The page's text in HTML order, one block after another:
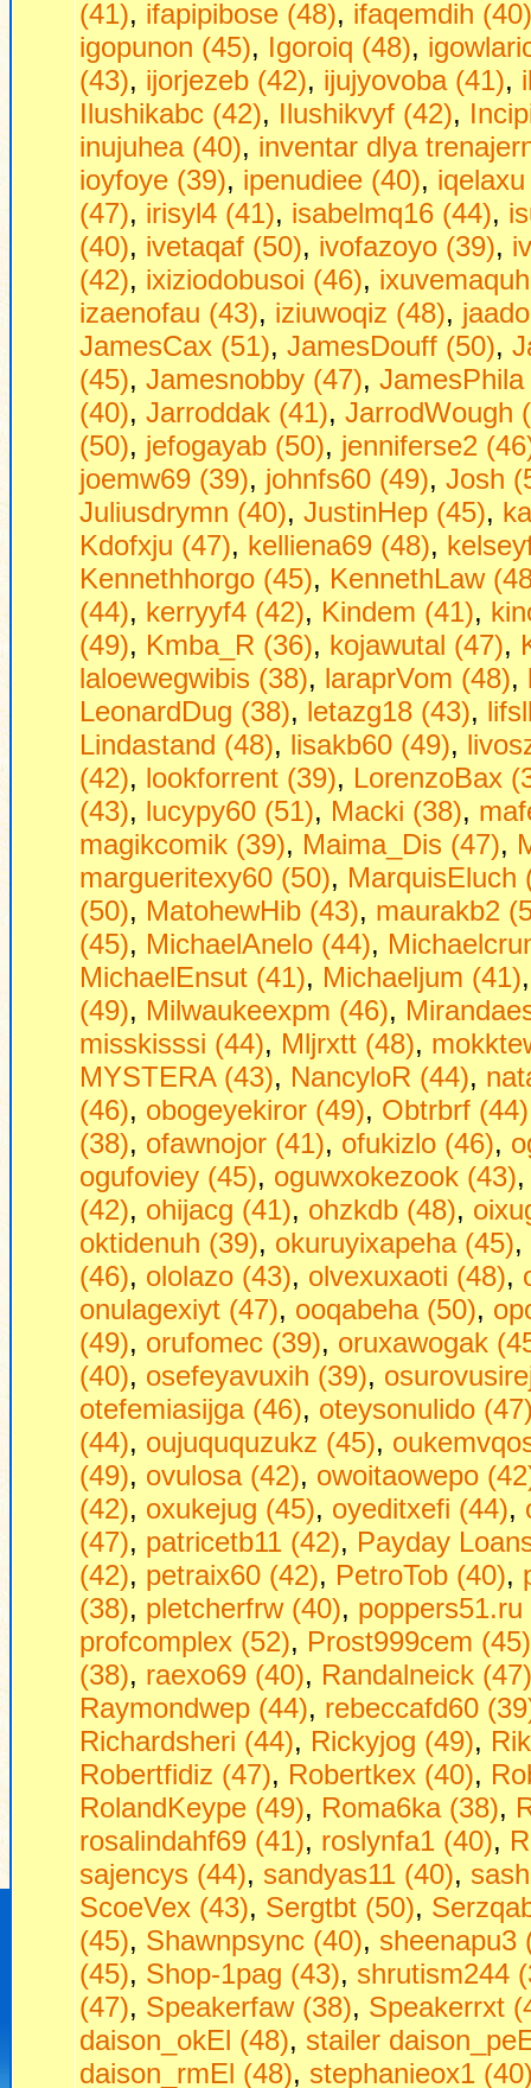
(41), ifapipibose (48), ifaqemdih (40)
igopunon (45), Igoroiq (48),
(43), ijorjezeb (42), ijujyovoba (41),
Ilushikabc (42), Ilushikvyf (42),
inujuhea (40), inventar dlya
ioyfoye (39), ipenudiee (40),
(47), irisyl4 (41), isabelmq16 (44),
(40), ivetaqaf (50), ivofazoyo (39),
(42), ixiziodobusoi (46),
izaenofau (43), iziuwoqiz (48),
JamesCax (51), JamesDouff (50),
(45), Jamesnobby (47), JamesPhila
(40), Jarroddak (41), JarrodWough
(50), jefogayab (50), jenniferse2
joemw69 (39), johnfs60 (49), Josh
Juliusdrymn (40), JustinHep (45),
Kdofxju (47), kelliena69 (48),
Kennethhorgo (45), KennethLaw
(44), kerryyf4 (42), Kindem (41),
(49), Kmba_R (36), kojawutal (47),
laloewegwibis (38), laraprVom (48),
LeonardDug (38), letazg18 (43),
Lindastand (48), lisakb60 (49),
(42), lookforrent (39), LorenzoBax
(43), lucypy60 (51), Macki (38),
magikcomik (39), Maima_Dis (47),
margueritexy60 (50), MarquisEluch
(50), MatohewHib (43), maurakb2
(45), MichaelAnelo (44),
MichaelEnsut (41), Michaeljum (41)
(49), Milwaukeexpm (46),
misskisssi (44), Mljrxtt (48),
MYSTERA (43), NancyloR (44),
(46), obogeyekiror (49), Obtrbrf (44)
(38), ofawnojor (41), ofukizlo (46),
ogufoviey (45), oguwxokezook (43)
(42), ohijacg (41), ohzkdb (48),
oktidenuh (39), okuruyixapeha (45),
(46), ololazo (43), olvexuxaoti (48),
onulagexiyt (47), ooqabeha (50),
(49), orufomec (39), oruxawogak
(40), osefeyavuxih (39),
otefemiasijga (46), oteysonulido
(44), oujuququzukz (45),
(49), ovulosa (42), owoitaowepo
(42), oxukejug (45), oyeditxefi (44),
(47), patricetb11 (42), Payday
(42), petraix60 (42), PetroTob (40),
(38), pletcherfrw (40), poppers51.ru
profcomplex (52), Prost999cem (45)
(38), raexo69 (40), Randalneick (47)
Raymondwep (44), rebeccafd60
Richardsheri (44), Rickyjog (49),
Robertfidiz (47), Robertkex (40),
RolandKeype (49), Roma6ka (38),
rosalindahf69 (41), roslynfa1 (40),
sajencys (44), sandyas11 (40),
ScoeVex (43), Sergtbt (50),
(45), Shawnpsync (40), sheenapu3
(45), Shop-1pag (43), shrutism244
(47), Speakerfaw (38), Speakerrxt
daison_okEl (48), stailer
daison_rmEl (48), stephanieox1